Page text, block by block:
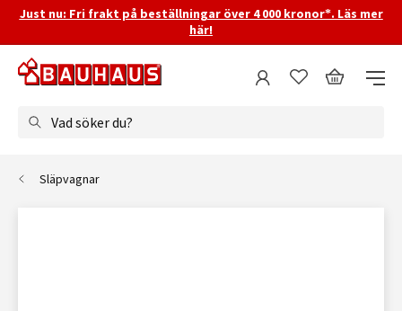
Just nu: Fri frakt på beställningar över 4 000 kronor*. Läs mer
här!
Vad söker du?
Släpvagnar